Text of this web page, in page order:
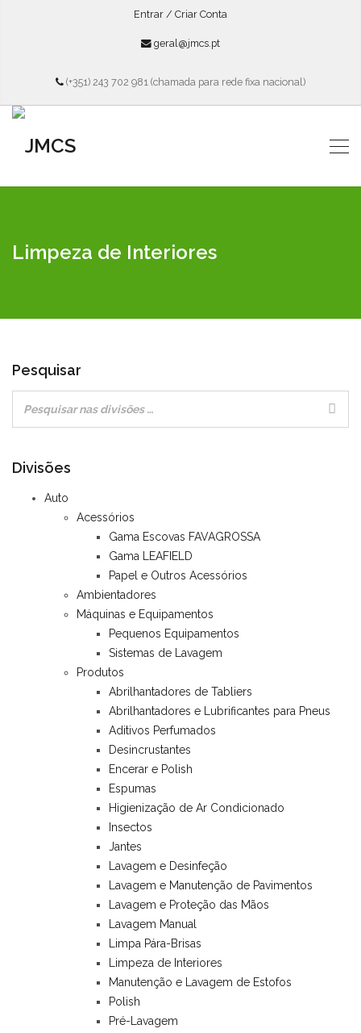
Entrar / Criar Conta
geral@jmcs.pt
(+351) 243 702 981 (chamada para rede fixa nacional)
Limpeza de Interiores
Pesquisar
Divisões
Auto
Acessórios
Gama Escovas FAVAGROSSA
Gama LEAFIELD
Papel e Outros Acessórios
Ambientadores
Máquinas e Equipamentos
Pequenos Equipamentos
Sistemas de Lavagem
Produtos
Abrilhantadores de Tabliers
Abrilhantadores e Lubrificantes para Pneus
Aditivos Perfumados
Desincrustantes
Encerar e Polish
Espumas
Higienização de Ar Condicionado
Insectos
Jantes
Lavagem e Desinfeção
Lavagem e Manutenção de Pavimentos
Lavagem e Proteção das Mãos
Lavagem Manual
Limpa Pára-Brisas
Limpeza de Interiores
Manutenção e Lavagem de Estofos
Polish
Pré-Lavagem